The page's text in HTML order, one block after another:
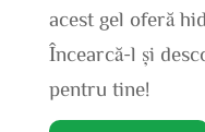
acest gel oferă
Încearcă-l și
pentru tine!